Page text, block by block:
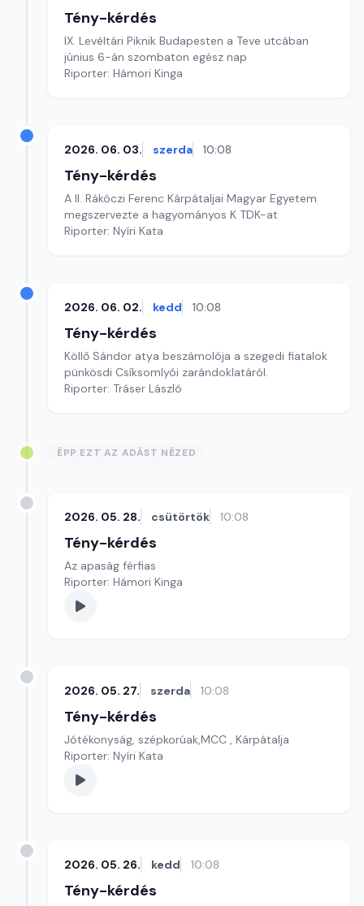
Tény-kérdés
IX. Levéltári Piknik Budapesten a Teve utcában
június 6-án szombaton egész nap
Riporter: Hámori Kinga
2026. 06. 03. szerda 10:08
Tény-kérdés
A II. Rákóczi Ferenc Kárpátaljai Magyar Egyetem
megszervezte a hagyományos K TDK-at
Riporter: Nyíri Kata
2026. 06. 02. kedd 10:08
Tény-kérdés
Köllő Sándor atya beszámolója a szegedi fiatalok
pünkösdi Csíksomlyói zarándoklatáról.
Riporter: Tráser László
ÉPP EZT AZ ADÁST NÉZED
2026. 05. 28. csütörtök 10:08
Tény-kérdés
Az apaság férfias
Riporter: Hámori Kinga
2026. 05. 27. szerda 10:08
Tény-kérdés
Jótékonyság, szépkorúak,MCC , Kárpátalja
Riporter: Nyíri Kata
2026. 05. 26. kedd 10:08
Tény-kérdés